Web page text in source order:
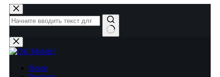
Перейти
к
сути
Ничего
не
Home